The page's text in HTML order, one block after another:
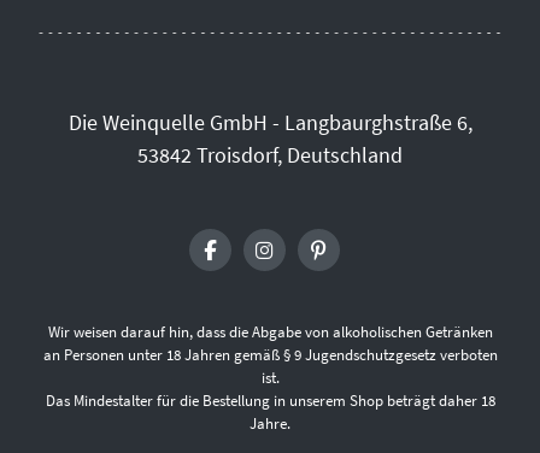
Die Weinquelle GmbH - Langbaurghstraße 6,
53842 Troisdorf, Deutschland
Wir weisen darauf hin, dass die Abgabe von alkoholischen Getränken
an Personen unter 18 Jahren gemäß § 9 Jugendschutzgesetz verboten
ist.
Das Mindestalter für die Bestellung in unserem Shop beträgt daher 18
Jahre.